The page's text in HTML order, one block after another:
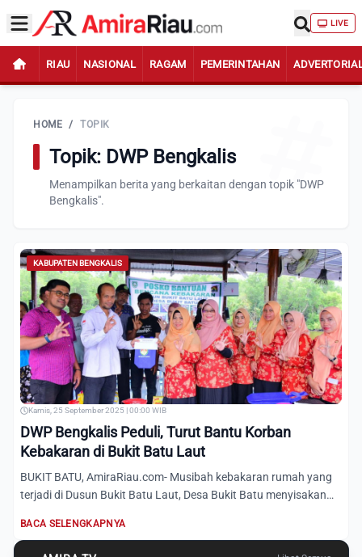
LIVE
RIAU NASIONAL RAGAM PEMERINTAHAN
HOME / TOPIK
Topik: DWP Bengkalis
Menampilkan berita yang berkaitan dengan topik "DWP
Bengkalis".
KABUPATEN BENGKALIS
Kamis, 25 September 2025 | 00:00 WIB
DWP Bengkalis Peduli, Turut Bantu Korban
Kebakaran di Bukit Batu Laut
BUKIT BATU, AmiraRiau.com- Musibah kebakaran rumah yang
terjadi di Dusun Bukit Batu Laut, Desa Bukit Batu menyisakan
BACA SELENGKAPNYA